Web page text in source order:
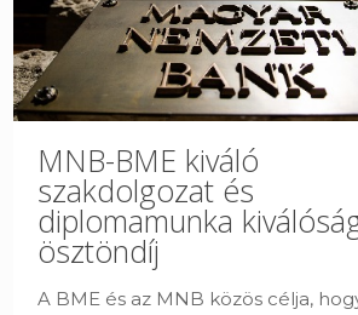
MNB-BME kiváló
szakdolgozat és
diplomamunka
ösztöndíj
A BME és az MNB közös célja,